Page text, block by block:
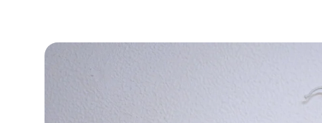
Saltar para
informação
do produto